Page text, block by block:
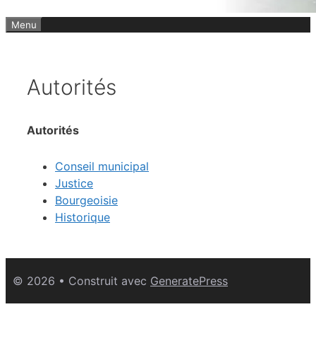
Menu
Autorités
Autorités
Conseil municipal
Justice
Bourgeoisie
Historique
© 2026 • Construit avec GeneratePress